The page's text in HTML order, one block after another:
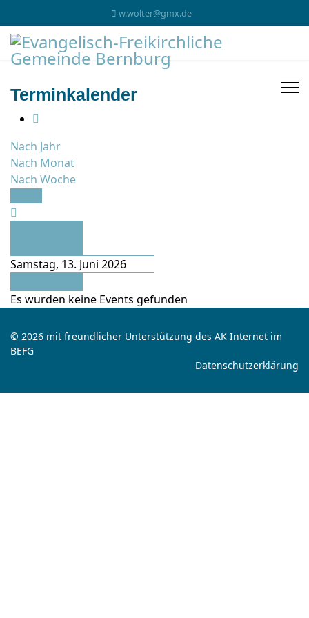
w.wolter@gmx.de
Terminkalender
Nach Jahr
Nach Monat
Nach Woche
Samstag, 13. Juni 2026
Es wurden keine Events gefunden
© 2026 mit freundlicher Unterstützung des AK Internet im
BEFG
Datenschutzerklärung